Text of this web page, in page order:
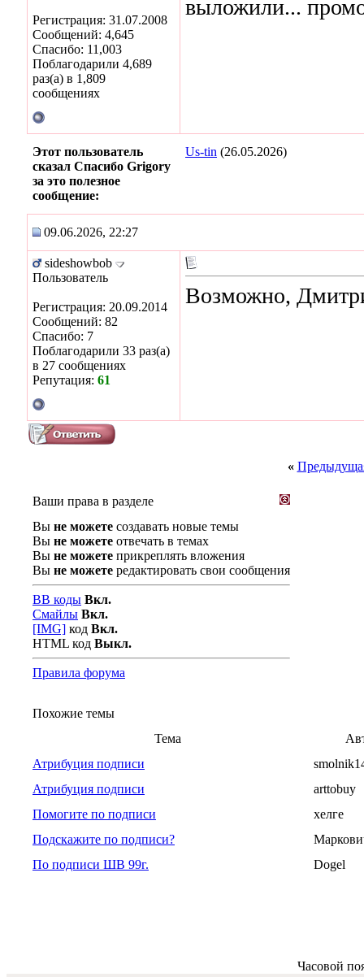
Регистрация: 31.07.2008
Сообщений: 4,645
Спасибо: 11,003
Поблагодарили 4,689
раз(а) в 1,809
сообщениях
выложили...
Этот пользователь
сказал Спасибо Grigory
за это полезное
сообщение:
Us-tin (26.05.2026)
09.06.2026, 22:27
sideshowbob
Пользователь
Регистрация: 20.09.2014
Сообщений: 82
Спасибо: 7
Поблагодарили 33 раз(а)
в 27 сообщениях
Репутация: 61
Возможно,
«
Ваши права в разделе
Вы не можете создавать новые темы
Вы не можете отвечать в темах
Вы не можете прикреплять вложения
Вы не можете редактировать свои сообщения
BB коды Вкл.
Смайлы Вкл.
[IMG] код Вкл.
HTML код Выкл.
Правила форума
Похожие темы
Тема
Атрибуция подписи
Атрибуция подписи
arttobuy
Помогите по подписи
хелге
Подскажите по подписи?
По подписи ШВ 99г.
Dogel
Часовой